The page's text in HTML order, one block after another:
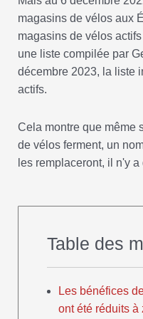
magasins de vélos aux
magasins de vélos
une liste compilée par
décembre 2023, la liste
actifs.
Cela montre que même
de vélos ferment, un
les remplaceront, il n'y
Table des
Les bénéfices
ont été réduits à